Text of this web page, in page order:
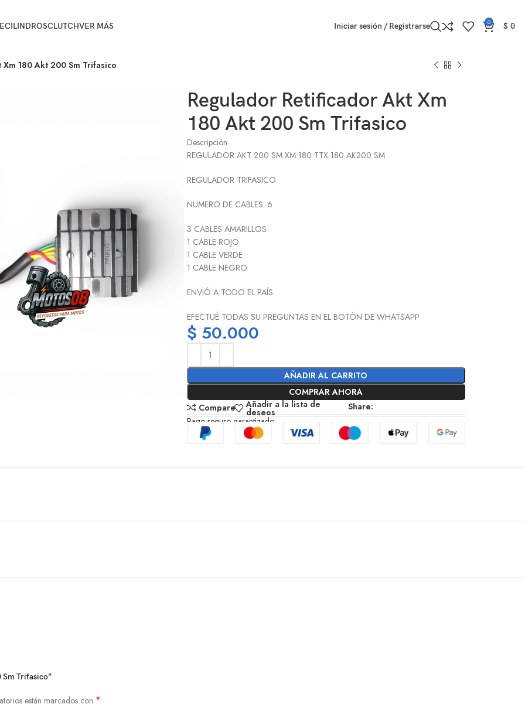
CILINDROSCLUTCHVER MÁS Iniciar sesión / Registrarse 0 $ 0
180 Akt 200 Sm Trifasico
Regulador Retificador Akt Xm
180 Akt 200 Sm Trifasico
Descripción
REGULADOR AKT 200 SM XM 180 TTX 180 AK200 SM
REGULADOR TRIFASICO
NUMERO DE CABLES: 6
3 CABLES AMARILLOS
1 CABLE ROJO
1 CABLE VERDE
1 CABLE NEGRO
ENVIÓ A TODO EL PAÍS
EFECTUÉ TODAS SU PREGUNTAS EN EL BOTÓN DE WHATSAPP
$ 50.000
AÑADIR AL CARRITO
COMPRAR AHORA
Compare
Añadir a la lista de
deseos
Share:
Pago seguro garantizado
Trifasico”
están marcados con *